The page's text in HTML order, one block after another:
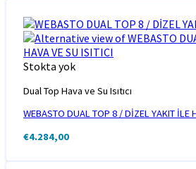
Stokta yok
Dual Top Hava ve Su Isıtıcı
WEBASTO DUAL TOP 8 / DİZEL YAKIT İLE
€4.284,00